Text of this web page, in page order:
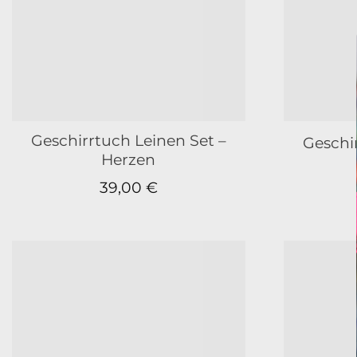
Geschirrtuch Leinen Set –
Herzen
39,00 €